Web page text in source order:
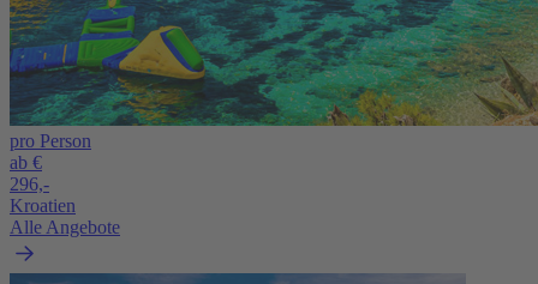
pro Person
ab €
296,-
Kroatien
Alle Angebote